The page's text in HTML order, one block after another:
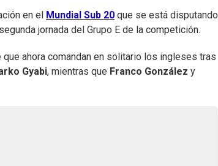
en el Mundial Sub 20 que se está disputando
jornada del Grupo E de la competición.
ahora comandan en solitario los ingleses tras
Gyabi, mientras que Franco González y